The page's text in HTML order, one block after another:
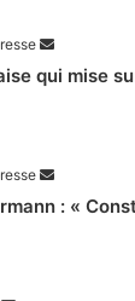
qui mise
: «